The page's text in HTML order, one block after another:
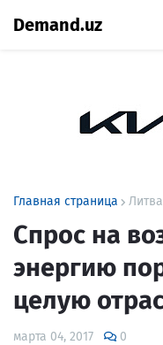
Demand.uz
Главная страница Литва
Спрос на
энергию
целую
марта 04, 2017 0